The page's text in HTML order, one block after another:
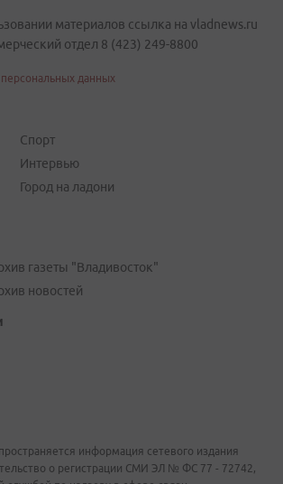
материалов ссылка на vladnews.ru
отдел 8 (423) 249-8800
данных
Спорт
Интервью
Город на ладони
газеты "Владивосток"
новостей
информация сетевого издания
о регистрации СМИ ЭЛ № ФС 77 - 72742,